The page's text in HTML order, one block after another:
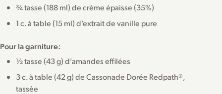
¾ tasse (188 ml) de crème épaisse (35%)
1 c. à table (15 ml) d’extrait de vanille pure
Pour la garniture:
½ tasse (43 g) d’amandes effilées
3 c. à table (42 g) de Cassonade Dorée Redpath®,
tassée